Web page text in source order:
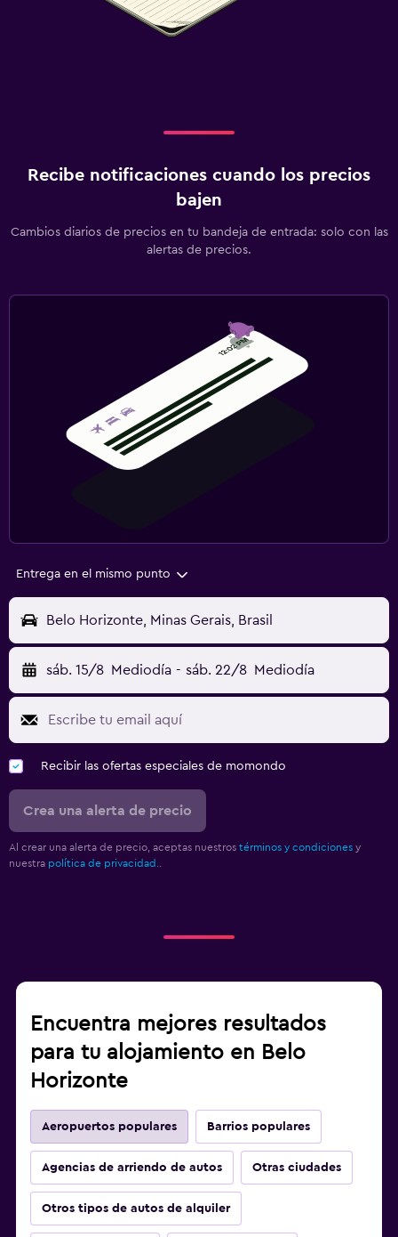
Recibe notificaciones cuando los precios
bajen
Cambios diarios de precios en tu bandeja de entrada: solo con las
alertas de precios.
Entrega en el mismo punto
Belo Horizonte, Minas Gerais, Brasil
sáb. 15/8 Mediodía - sáb. 22/8 Mediodía
Recibir las ofertas especiales de momondo
Crea una alerta de precio
Al crear una alerta de precio, aceptas nuestros términos y condiciones y
nuestra política de privacidad..
Encuentra mejores resultados
para tu alojamiento en Belo
Horizonte
Aeropuertos populares Barrios populares
Agencias de arriendo de autos Otras ciudades
Otros tipos de autos de alquiler